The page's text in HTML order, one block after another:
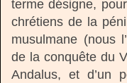
terme désigne,
chrétiens de la
musulmane (nous
de la conquête du
Andalus, et d’un